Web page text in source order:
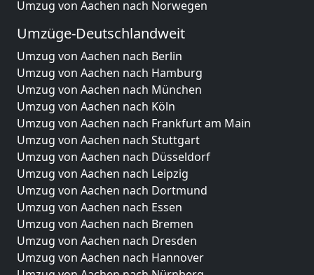
Umzug von Aachen nach Norwegen
Umzüge-Deutschlandweit
Umzug von Aachen nach Berlin
Umzug von Aachen nach Hamburg
Umzug von Aachen nach München
Umzug von Aachen nach Köln
Umzug von Aachen nach Frankfurt am Main
Umzug von Aachen nach Stuttgart
Umzug von Aachen nach Düsseldorf
Umzug von Aachen nach Leipzig
Umzug von Aachen nach Dortmund
Umzug von Aachen nach Essen
Umzug von Aachen nach Bremen
Umzug von Aachen nach Dresden
Umzug von Aachen nach Hannover